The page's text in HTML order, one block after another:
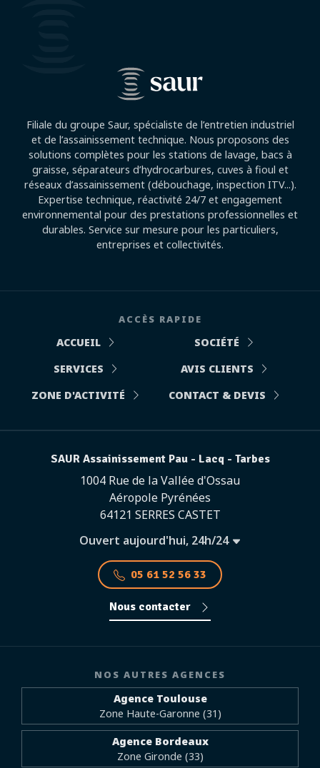
Filiale du groupe Saur, spécialiste de l’entretien industriel
et de l’assainissement technique. Nous proposons des
solutions complètes pour les stations de lavage, bacs à
graisse, séparateurs d’hydrocarbures, cuves à fioul et
réseaux d’assainissement (débouchage, inspection ITV...).
Expertise technique, réactivité 24/7 et engagement
environnemental pour des prestations professionnelles et
durables. Service sur mesure pour les particuliers,
entreprises et collectivités.
ACCÈS RAPIDE
ACCUEIL
SOCIÉTÉ
SERVICES
AVIS CLIENTS
ZONE D'ACTIVITÉ
CONTACT & DEVIS
SAUR Assainissement Pau - Lacq - Tarbes
1004 Rue de la Vallée d'Ossau
Aéropole Pyrénées
64121 SERRES CASTET
Ouvert aujourd'hui, 24h/24
05 61 52 56 33
Nous contacter
NOS AUTRES AGENCES
Agence Toulouse
Zone Haute-Garonne (31)
Agence Bordeaux
Zone Gironde (33)